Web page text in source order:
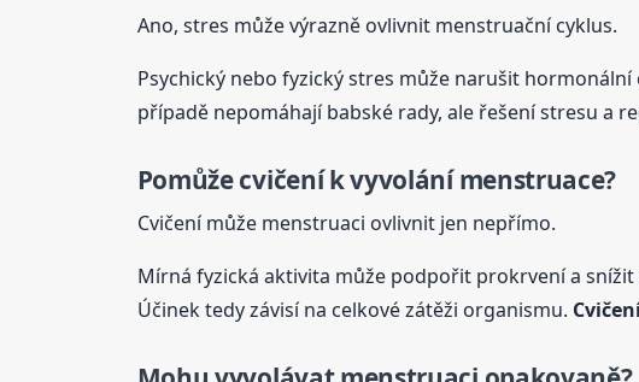
Ano, stres může výrazně ovlivnit menstruační cyklus.
Psychický nebo fyzický stres může narušit
případě nepomáhají babské rady, ale řešení stresu a
Pomůže cvičení k vyvolánímenstruace?
Cvičení může menstruaci ovlivnit jen nepřímo.
Mírná fyzická aktivita může podpořit prokrvení a snížit
Účinek tedy závisí na celkové zátěži organismu.